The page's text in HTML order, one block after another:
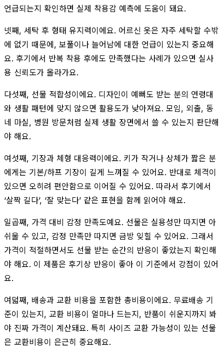
언급되는지 확인하면 실제 착용감 예측에 도움이 돼요.
넷째, 세탁 후 형태 유지력이에요. 어르신 옷은 자주 세탁할 수밖
에 없기 때문에, 보풀이나 늘어남에 대한 언급이 있는지 중요해
요. 후기에서 반복 착용 후에도 만족했다는 사례가 있으면 실사
용 신뢰도가 올라가요.
다섯째, 선물 적합성이에요. 디자인이 예뻐도 받는 분의 연령대
와 생활 패턴에 맞지 않으면 활용도가 낮아져요. 모임, 외출, 동
네 마실, 병원 방문처럼 실제 생활 장면에서 쓸 수 있는지 판단해
야 해요.
여섯째, 기장과 체형 대응력이에요. 키가 작거나 상체가 짧은 분
에게는 기본/하프 기장이 길게 느껴질 수 있어요. 반대로 체격이
있으면 오히려 편안함으로 이어질 수 있어요. 따라서 후기에서
‘살짝 길다’, ‘잘 맞는다’ 같은 표현을 함께 읽어야 해요.
일곱째, 가격 대비 감정 만족도예요. 선물은 실용성만 따지면 아
쉬울 수 있고, 감정 만족만 따지면 금방 잊힐 수 있어요. 그래서
가격이 적절하면서도 선물 받는 순간의 반응이 좋았는지 확인해
야 해요. 이 제품은 후기상 반응이 좋아 이 기준에서 강점이 있어
요.
여덟째, 배송과 교환 비용을 포함한 총비용이에요. 무료배송 기
준이 있는지, 교환 비용이 얼마나 드는지, 반품이 쉬운지까지 봐
야 진짜 가격이 계산돼요. 특히 사이즈 교환 가능성이 있는 선물
은 교환비용이 은근히 중요해요.